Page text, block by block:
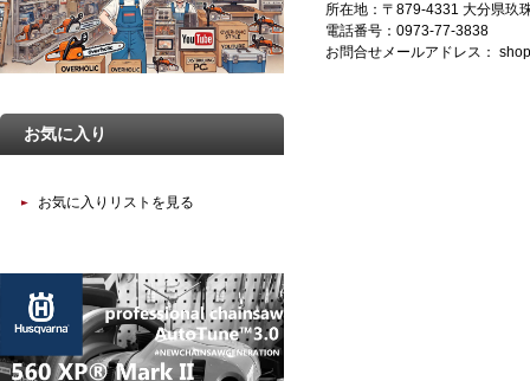
所在地：〒879-4331 大分県玖
電話番号：0973-77-3838
お問合せメールアドレス：
お気に入り
お気に入りリストを見る